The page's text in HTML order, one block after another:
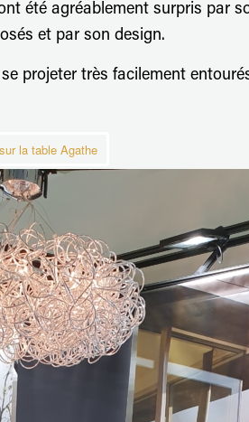
été agréablement surpris par
et par son design.
projeter très facilement
la table Agathe